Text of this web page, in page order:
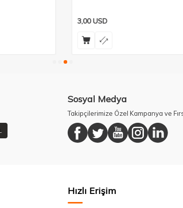
3,00USD
Sosyal Medya
Takipçilerimize Özel Kampanya ve
Hızlı Erişim